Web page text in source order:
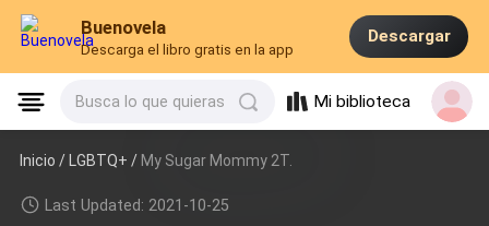
Buenovela
Descarga el libro gratis en la app
Descargar
Busca lo que quieras Mi biblioteca
Inicio /LGBTQ+ / My Sugar Mommy 2T.
Last Updated: 2021-10-25